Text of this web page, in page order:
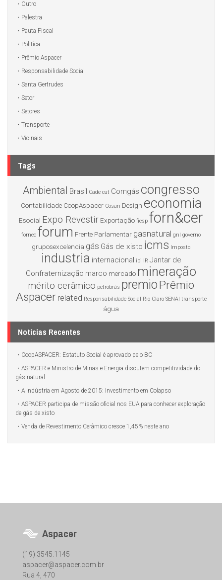
Outro
Palestra
Pauta Fiscal
Politíca
Prêmio Aspacer
Responsabilidade Social
Santa Gertrudes
Setor
Setores
Transporte
Vicinais
Tags
Ambiental Brasil Cade cat Comgás congresso
Contabilidade CoopAspacer Cosan Design economia
Esocial Expo Revestir Exportação fiesp forn&cer
fornec forum Frente Parlamentar gasnatural gnl governo
gruposexcelencia gás Gás de xisto icms Imposto
industria internacional ipi IR Jantar de
Confraternização marco mercado mineração
mérito cerâmico petrobrás premioPrêmio
Aspacer related Responsabilidade Social Rio Claro SENAI transporte
água
Notícias Recentes
CoopASPACER: Estatuto Social é aprovado pelo BC
ASPACER e Ministro de Minas e Energia discutem competitividade do
gás natural
A Indústria em Agosto de 2015: Investimento em Colapso
ASPACER participa de missão oficial nos EUA para conhecer exploração
de gás de xisto
Venda de Revestimento Cerâmico cresce 1,45% neste ano
Aspacer
(19) 3545.1145
aspacer@aspacer.com.br
Rua 4, 470